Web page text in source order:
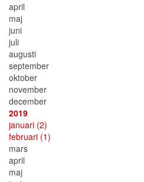
april
maj
juni
juli
augusti
september
oktober
november
december
2019
januari (2)
februari (1)
mars
april
maj